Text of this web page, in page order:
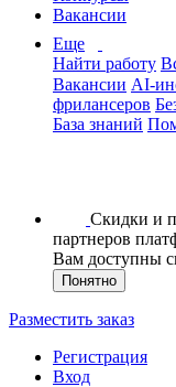
Вакансии
Еще
Найти работу
Вакансии AI-
фрилансеров
База знаний
Скидки и
партнеров
Вам доступны
Понятно
Разместить заказ
Регистрация
Вход